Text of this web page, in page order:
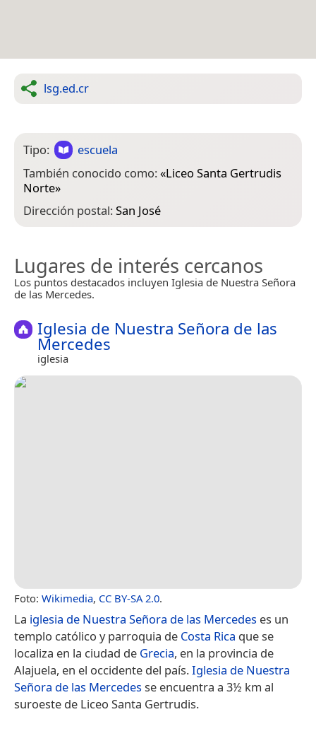
lsg.ed.cr
Tipo:
escuela
También conocido como:«Liceo Santa Gertrudis
Norte»
Dirección postal:San José
Lugares de interés cercanos
Los puntos destacados incluyen Iglesia de Nuestra Señora
de las Mercedes.
Iglesia de Nuestra Señora de las
Mercedes
iglesia
Foto: Wikimedia, CC BY-SA 2.0.
La iglesia de Nuestra Señora de las Mercedes es un
templo católico y parroquia de Costa Rica que se
localiza en la ciudad de Grecia, en la provincia de
Alajuela, en el occidente del país.Iglesia de Nuestra
Señora de las Mercedesse encuentra a 3½ km al
suroeste de Liceo Santa Gertrudis.